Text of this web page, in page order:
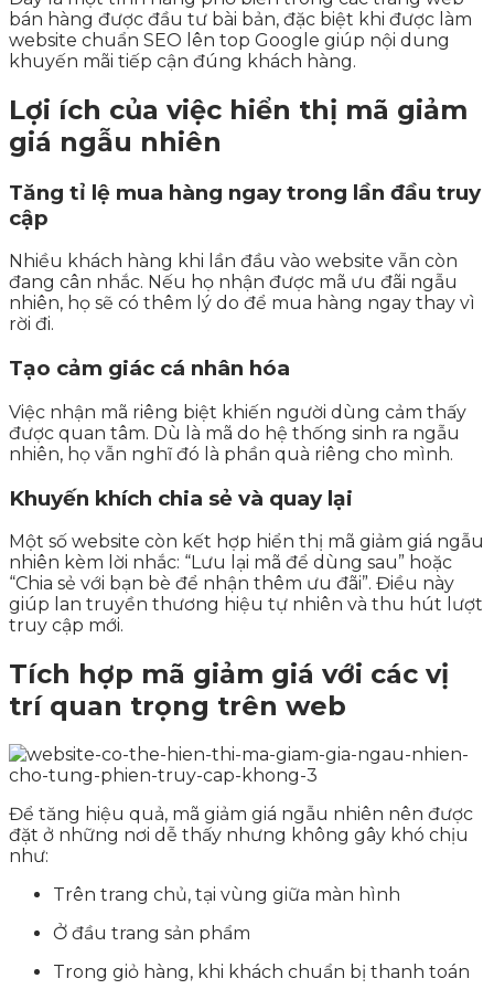
bán hàng được đầu tư bài bản, đặc biệt khi được làm
website chuẩn SEO lên top Google giúp nội dung
khuyến mãi tiếp cận đúng khách hàng.
Lợi ích của việc hiển thị mã giảm
giá ngẫu nhiên
Tăng tỉ lệ mua hàng ngay trong lần đầu truy
cập
Nhiều khách hàng khi lần đầu vào website vẫn còn
đang cân nhắc. Nếu họ nhận được mã ưu đãi ngẫu
nhiên, họ sẽ có thêm lý do để mua hàng ngay thay vì
rời đi.
Tạo cảm giác cá nhân hóa
Việc nhận mã riêng biệt khiến người dùng cảm thấy
được quan tâm. Dù là mã do hệ thống sinh ra ngẫu
nhiên, họ vẫn nghĩ đó là phần quà riêng cho mình.
Khuyến khích chia sẻ và quay lại
Một số website còn kết hợp hiển thị mã giảm giá ngẫu
nhiên kèm lời nhắc: “Lưu lại mã để dùng sau” hoặc
“Chia sẻ với bạn bè để nhận thêm ưu đãi”. Điều này
giúp lan truyền thương hiệu tự nhiên và thu hút lượt
truy cập mới.
Tích hợp mã giảm giá với các vị
trí quan trọng trên web
Để tăng hiệu quả, mã giảm giá ngẫu nhiên nên được
đặt ở những nơi dễ thấy nhưng không gây khó chịu
như:
Trên trang chủ, tại vùng giữa màn hình
Ở đầu trang sản phẩm
Trong giỏ hàng, khi khách chuẩn bị thanh toán